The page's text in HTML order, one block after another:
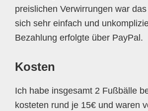
preislichen Verwirrungen war
sich sehr einfach und
Bezahlung erfolgte über PayPal.
Kosten
Ich habe insgesamt 2 Fußbälle
kosteten rund je 15€ und waren